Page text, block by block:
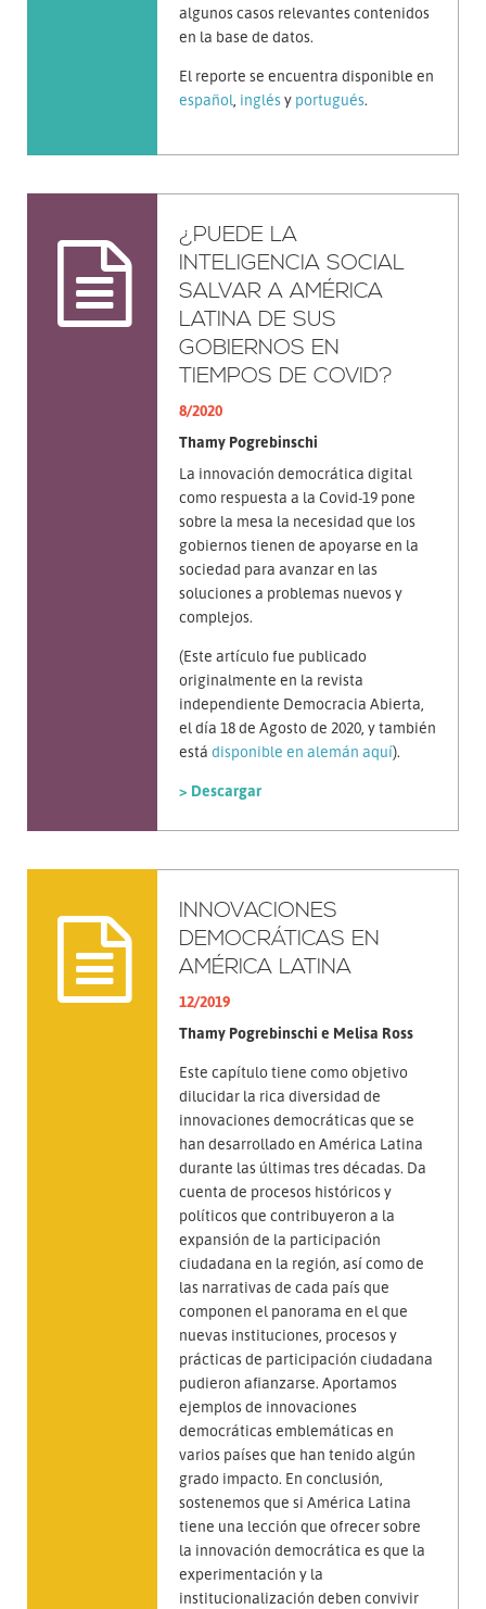
algunos casos relevantes contenidos
en la base de datos.
El reporte se encuentra disponible en
español inglésy portugués.
¿PUEDE LA
INTELIGENCIA SOCIAL
SALVAR A AMÉRICA
LATINA DE SUS
GOBIERNOS EN
TIEMPOS DE COVID?
8/2020
Thamy Pogrebinschi
La innovación democrática digital
como respuesta a la Covid-19 pone
sobre la mesa la necesidad que los
gobiernos tienen de apoyarse en la
sociedad para avanzar en las
soluciones a problemas nuevos y
complejos.
(Este artículo fue publicado
originalmente en la revista
independiente Democracia Abierta,
el día 18 de Agosto de 2020, y también
está disponible en alemán aquí).
> Descargar
INNOVACIONES
DEMOCRÁTICAS EN
AMÉRICA LATINA
12/2019
Thamy Pogrebinschi e Melisa Ross
Este capítulo tiene como objetivo
dilucidar la rica diversidad de
innovaciones democráticas que se
han desarrollado en América Latina
durante las últimas tres décadas. Da
cuenta de procesos históricos y
políticos que contribuyeron a la
expansión de la participación
ciudadana en la región, así como de
las narrativas de cada país que
componen el panorama en el que
nuevas instituciones, procesos y
prácticas de participación ciudadana
pudieron afianzarse. Aportamos
ejemplos de innovaciones
democráticas emblemáticas en
varios países que han tenido algún
grado impacto. En conclusión,
sostenemos que si América Latina
tiene una lección que ofrecer sobre
la innovación democrática es que la
experimentación y la
institucionalización deben convivir